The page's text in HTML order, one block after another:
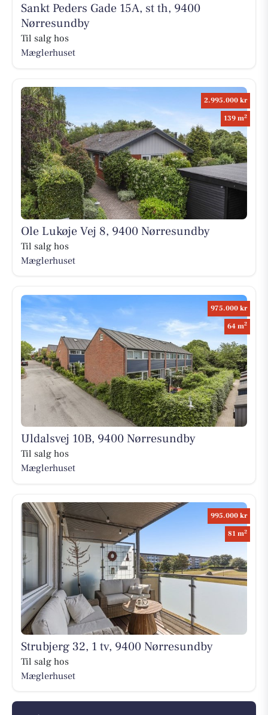
Sankt Peders Gade 15A, st th, 9400
Nørresundby
Til salg hos
Mæglerhuset
2.995.000 kr
139 m2
Ole Lukøje Vej 8, 9400 Nørresundby
Til salg hos
Mæglerhuset
975.000 kr
64 m2
Uldalsvej 10B, 9400 Nørresundby
Til salg hos
Mæglerhuset
995.000 kr
81 m2
Strubjerg 32, 1 tv, 9400 Nørresundby
Til salg hos
Mæglerhuset